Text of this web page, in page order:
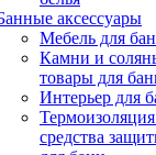
аксессуары
Мебель для
Камни и
товары для
Интерьер для
средства